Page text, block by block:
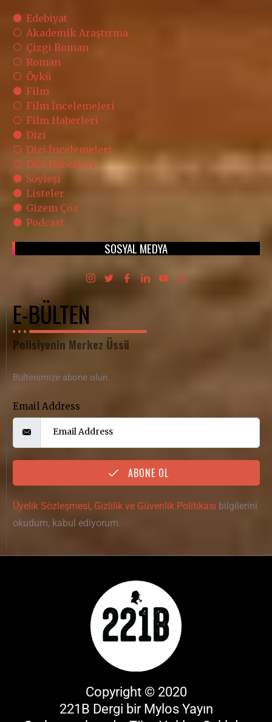
Edebiyat
Akademik Araştırma
Çizgi Roman
Roman
Öykü
Film
Film İncelemeleri
Film Haberleri
Dizi
Dizi İncelemeleri
Dizi Haberleri
Söyleşi
Listeler
Gizem Çöz
Podcast
SOSYAL MEDYA
E-BÜLTEN
Polisiyenin Merkez Üssü
Bültenimize abone olun
Email Address
ABONE OL
Üyelik Sözleşmesi, Gizlilik ve Güvenlik Politikası bilgilerini
okudum, kabul ediyorum.
Copyright © 2020
221B Dergi bir Mylos Yayın